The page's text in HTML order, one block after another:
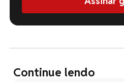
Continue lendo